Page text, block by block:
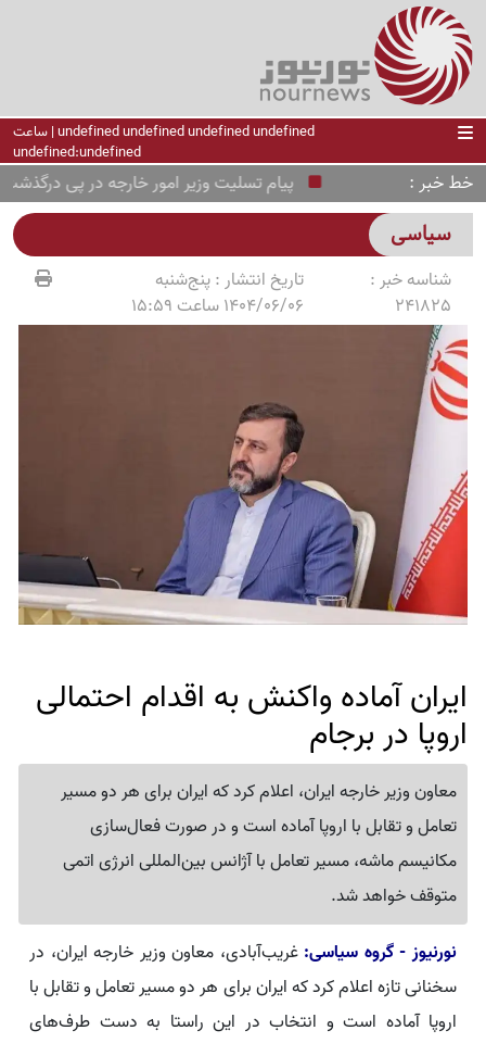
undefined undefined undefined undefined | ساعت
undefined:undefined
خط خبر پیام تسلیت وزیر امور خارجه در پی درگذشت
سیاسی
شناسه خبر :
241825
تاریخ انتشار :پنج‌شنبه
1404/06/06 ساعت 15:59
ایران آماده واکنش به اقدام احتمالی
اروپا در برجام
معاون وزیر خارجه ایران، اعلام کرد که ایران برای هر دو مسیر
تعامل و تقابل با اروپا آماده است و در صورت فعال‌سازی
مکانیسم ماشه، مسیر تعامل با آژانس بین‌المللی انرژی اتمی
متوقف خواهد شد.
نورنیوز - گروه سیاسی: غریب‌آبادی، معاون وزیر خارجه ایران، در
سخنانی تازه اعلام کرد که ایران برای هر دو مسیر تعامل و تقابل با
اروپا آماده است و انتخاب در این راستا به دست طرف‌های